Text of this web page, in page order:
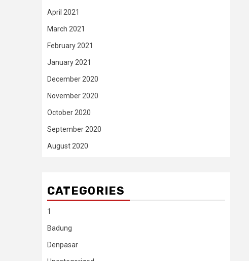
April 2021
March 2021
February 2021
January 2021
December 2020
November 2020
October 2020
September 2020
August 2020
CATEGORIES
1
Badung
Denpasar